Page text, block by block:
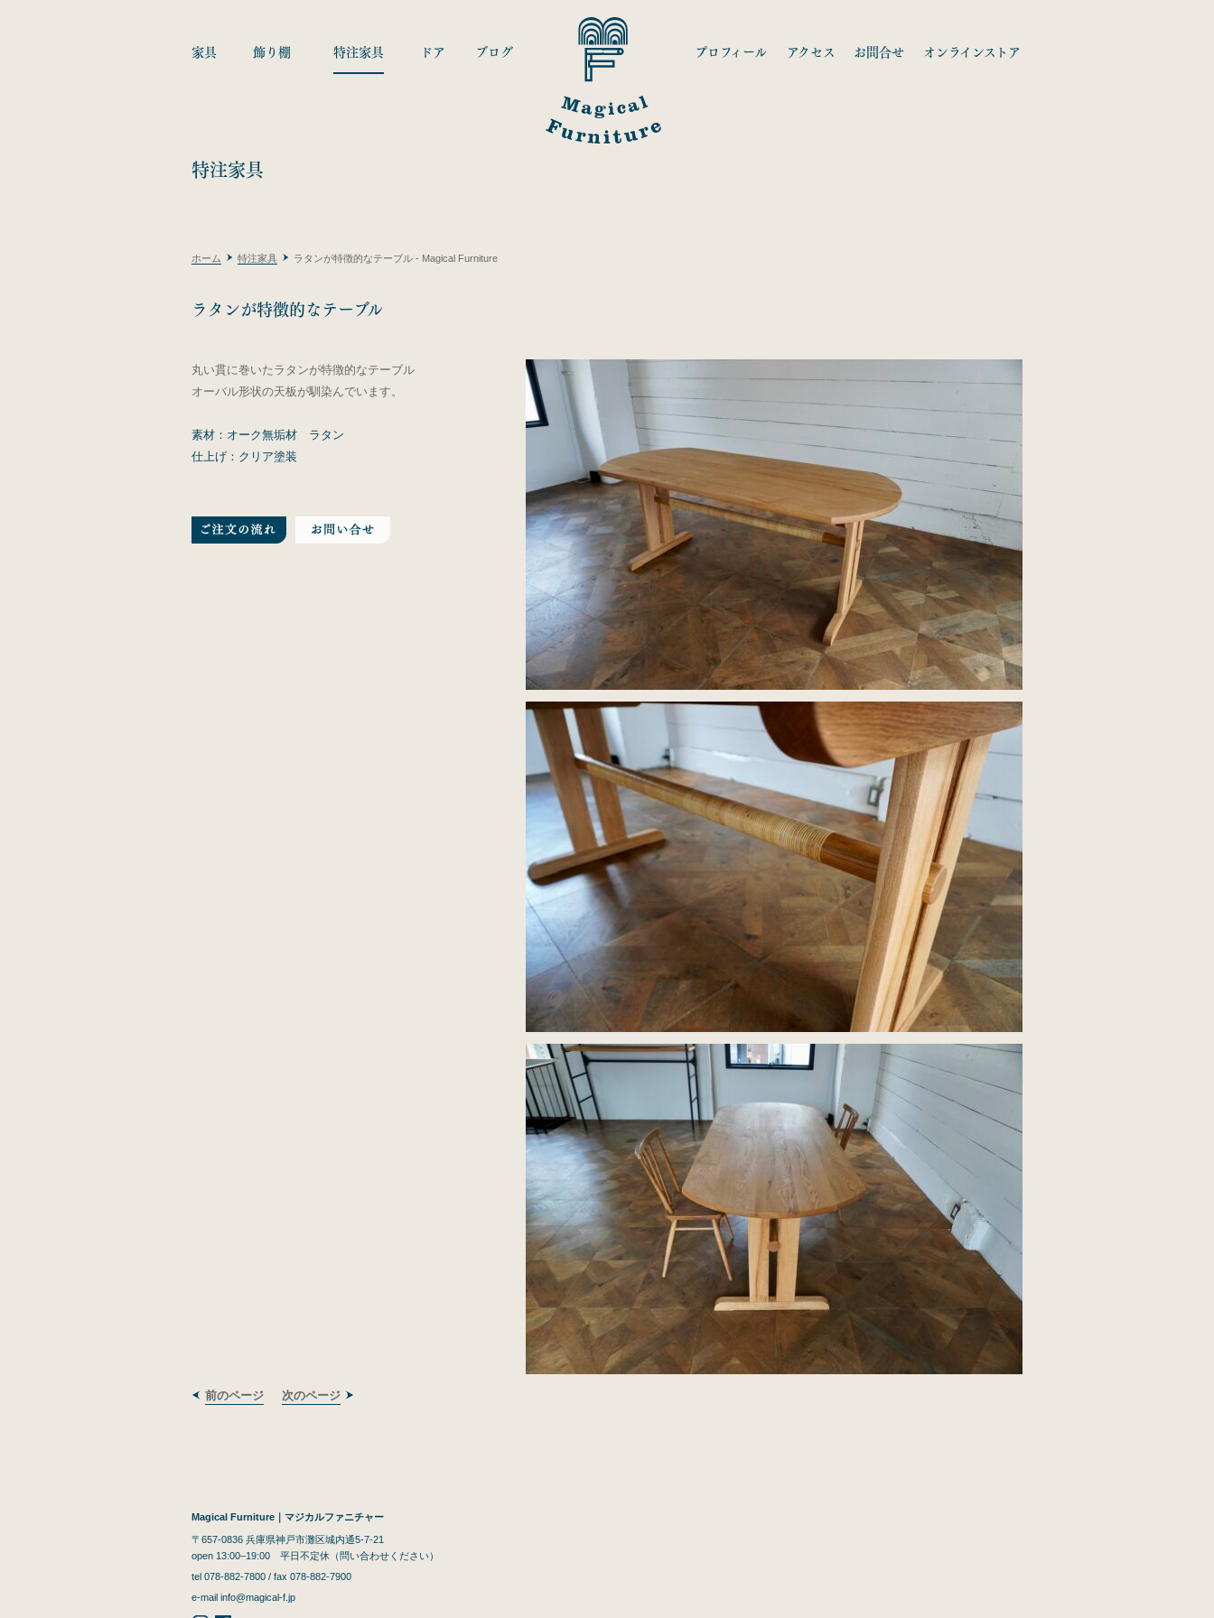
家具 飾り棚 特注家具 ドア ブログ プロフィール アクセス お問合せ オンラインストア
特注家具
ホーム 特注家具 ラタンが特徴的なテーブル - Magical Furniture
ラタンが特徴的なテーブル
丸い貫に巻いたラタンが特徴的なテーブル
オーバル形状の天板が馴染んでいます。
素材：オーク無垢材 ラタン
仕上げ：クリア塗装
前のページ 次のページ
Magical Furniture｜マジカルファニチャー
〒657-0836 兵庫県神戸市灘区城内通5-7-21
open 13:00–19:00 平日不定休（問い合わせください）
tel 078-882-7800 / fax 078-882-7900
e-mail info@magical-f.jp